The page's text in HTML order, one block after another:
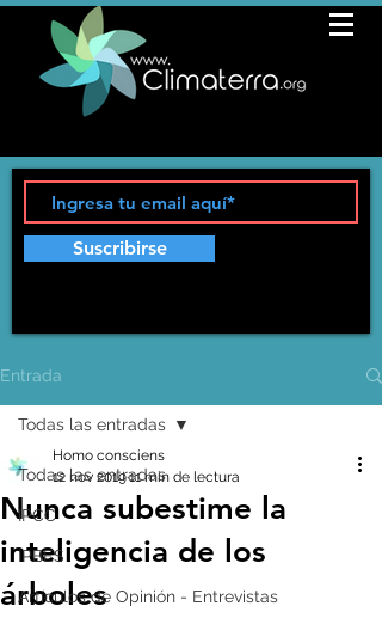
Suscribirse
Entrada
Todas las entradas
IPCC
IPBES
Artículos de Opinión - Entrevistas
Todas las entradas
Nunca subestime la
inteligencia de los
árboles
Homo consciens
12 nov 201911 min de lectura